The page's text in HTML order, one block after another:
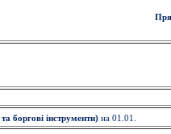
боргові інструменти) на 01.01.